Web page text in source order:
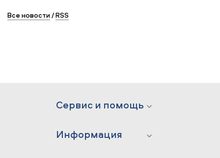
Все новости/RSS
Сервис и помощь
Информация